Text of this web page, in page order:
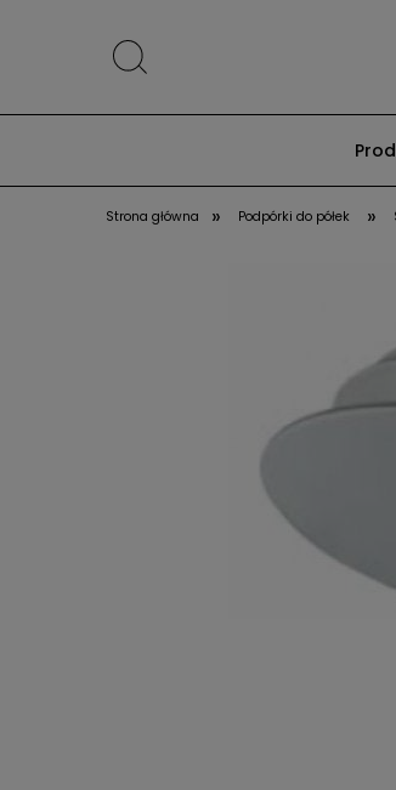
Strona główna » Podpórki do półek »